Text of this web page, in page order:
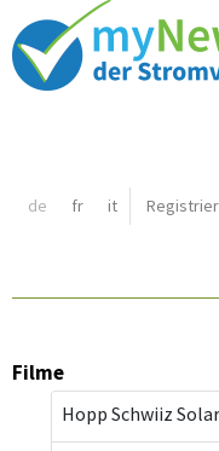
de fr it
Inhalt:
Filme
Hopp Schwiiz Solar